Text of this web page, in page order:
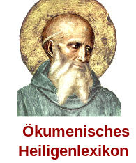
Ökumenisches
Heiligenlexikon